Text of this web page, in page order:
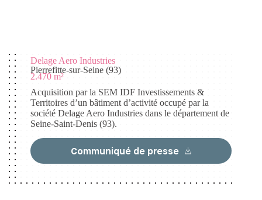
Delage Aero Industries
Pierrefitte-sur-Seine (93)
2.470 m²
Acquisition par la SEM IDF Investissements &
Territoires d’un bâtiment d’activité occupé par la
société Delage Aero Industries dans le département de
Seine-Saint-Denis (93).
Communiqué de presse